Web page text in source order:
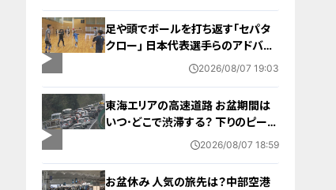
足や頭でボールを打ち返す｢セパタ
クロー｣ 日本代表選手らのアドバイ
ス受けて子どもたちが挑戦 愛知･北
2026/08/07 19:03
東海エリアの高速道路 お盆期間は
いつ･どこで渋滞する？ 下りのピーク
は8月8日 回避するにはどうしたら？
2026/08/07 18:59
お盆休み 人気の旅先は？中部空港